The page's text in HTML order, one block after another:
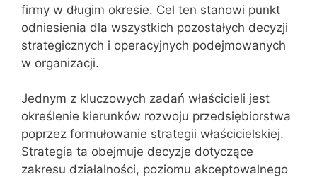
firmy w długim okresie. Cel ten stanowi punkt
odniesienia dla wszystkich pozostałych decyzji
strategicznych i operacyjnych podejmowanych
w organizacji.
Jednym z kluczowych zadań właścicieli jest
określenie kierunków rozwoju przedsiębiorstwa
poprzez formułowanie strategii właścicielskiej.
Strategia ta obejmuje decyzje dotyczące
zakresu działalności, poziomu akceptowalnego